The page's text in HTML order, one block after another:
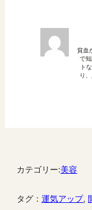
貧血
で
ト
り
カテゴリー:美容
タグ： 運気アップ,